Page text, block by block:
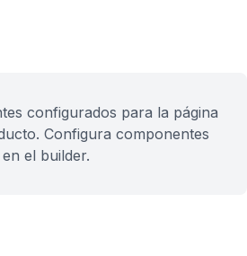
configurados para la página
Configura componentes
en el builder.